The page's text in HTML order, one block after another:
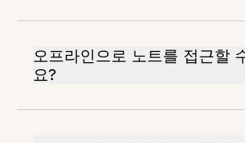
오프라인으로 노트를 접근할
요?